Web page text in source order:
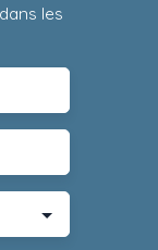
les